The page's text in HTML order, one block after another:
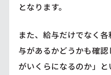
となります。
また、給与だけでなく
与があるかどうかも確
がいくらになるのか」